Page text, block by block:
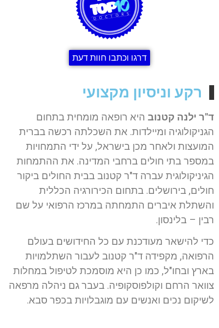
דרגו וכתבו חוות דעת
רקע וניסיון מקצועי
ד"ר ילנה קטנוב היא רופאה מומחית בתחום
הגניקולוגיה ומיילדות. את השכלתה רכשה בברית
המועצות ולאחר מכן בישראל, על ידי התמחויות
במספר בתי חולים ברחבי המדינה. את ההתמחות
הגיניקולוגית עברה ד"ר קטנוב בבית החולים ביקור
חולים, בירושלים. בתחום הכירורגיה הכללית
והשתלת איברים התמחתה במרכז הרפואי על שם
רבין – בלינסון.
כדי להישאר מעודכנת עם כל החידושים בעולם
הרפואה, מקפידה ד"ר קטנוב לעבור השתלמויות
בארץ ובחו"ל, כמו כן היא מוסמכת לטיפול במחלות
צוואר הרחם וקולפוסקופיה. בעבר גם ניהלה מרפאה
לשיקום נכים ואנשים עם מוגבלויות בכפר סבא.